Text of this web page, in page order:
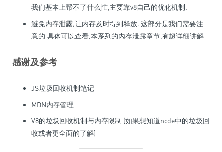
我们基本上帮不了什么忙,主要靠v8自己的优化机制.
避免内存泄露,让内存及时得到释放. 这部分是我们需要注
意的.具体可以查看,本系列的内存泄露章节,有超详细讲解.
感谢及参考
JS垃圾回收机制笔记
MDN内存管理
V8的垃圾回收机制与内存限制 (如果想知道node中的垃圾回
收或者更全面的了解)